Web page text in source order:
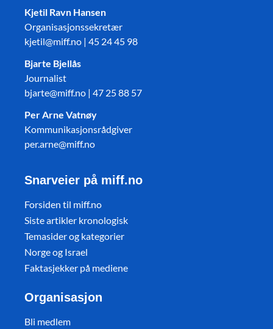
Kjetil Ravn Hansen
Organisasjonssekretær
kjetil@miff.no | 45 24 45 98
Bjarte Bjellås
Journalist
bjarte@miff.no | 47 25 88 57
Per Arne Vatnøy
Kommunikasjonsrådgiver
per.arne@miff.no
Snarveier på miff.no
Forsiden til miff.no
Siste artikler kronologisk
Temasider og kategorier
Norge og Israel
Faktasjekker på mediene
Organisasjon
Bli medlem